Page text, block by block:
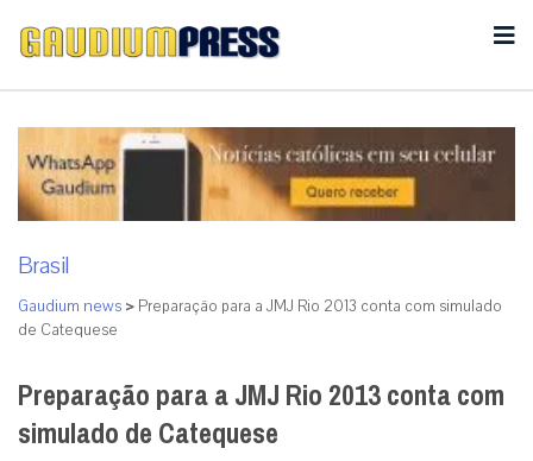
Brasil
Gaudium news > Preparação para a JMJ Rio 2013 conta com simulado
de Catequese
Preparação para a JMJ Rio 2013 conta com
simulado de Catequese